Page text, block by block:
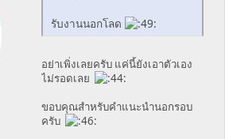
รับงานนอกโลด
อย่าเพิ่งเลยครับ แค่นี้ยังเอาตัวเอง
ไม่รอดเลย
ขอบคุณสำหรับคำแนะนำนอกรอบ
ครับ